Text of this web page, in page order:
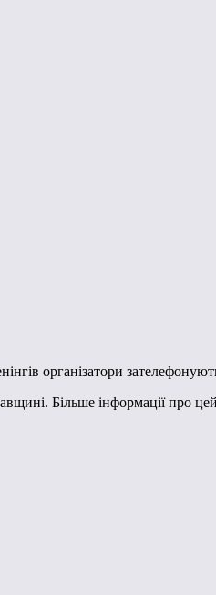
організатори
Більше інформації про